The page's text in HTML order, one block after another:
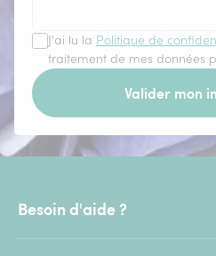
J'ai lu la Politique de
traitement de mes données
Valider mon
Besoin d'aide ?